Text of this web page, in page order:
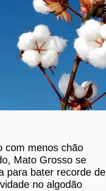
com menos chão
Mato Grosso se
para bater recorde de
no algodão